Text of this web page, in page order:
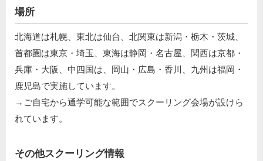
場所
北海道は札幌、東北は仙台、北関東は新潟・栃木・茨城、
首都圏は東京・埼玉、東海は静岡・名古屋、関西は京都・
兵庫・大阪、中四国は、岡山・広島・香川、九州は福岡・
鹿児島で実施しています。
→ご自宅から通学可能な範囲でスクーリング会場が設けら
れています。
その他スクーリング情報